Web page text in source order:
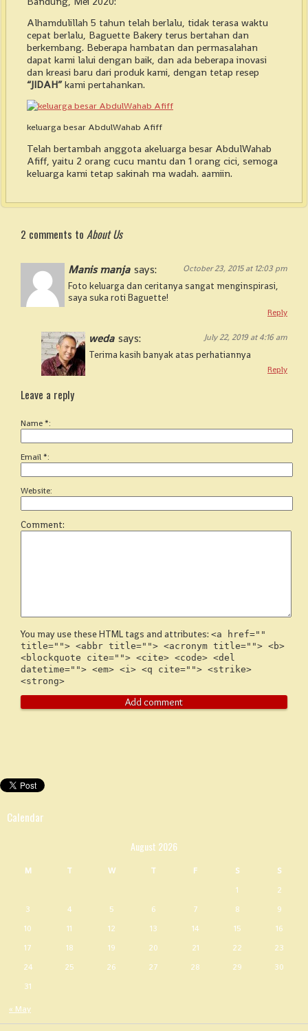
Alhamdulillah 5 tahun telah berlalu, tidak terasa waktu
cepat berlalu, Baguette Bakery terus bertahan dan
berkembang. Beberapa hambatan dan permasalahan
dapat kami lalui dengan baik, dan ada beberapa inovasi
dan kreasi baru dari produk kami, dengan tetap resep
“JIDAH”kami pertahankan.
keluarga besar AbdulWahab Afiff
Telah bertambah anggota akeluarga besar AbdulWahab
Afiff, yaitu 2 orang cucu mantu dan 1 orang cici, semoga
keluarga kami tetap sakinah ma wadah. aamiin.
2 comments to About Us
October 23, 2015 at 12:03 pm
Manis manja says:
Foto keluarga dan ceritanya sangat menginspirasi,
saya suka roti Baguette!
Reply
July 22, 2019 at 4:16 am
weda says:
Terima kasih banyak atas perhatiannya
Reply
Leave a reply
Name*
Email*
Website
Comment
You may use these HTML tags and attributes: <a href=""
title=""> <abbr title=""> <acronym title=""> <b>
<blockquote cite=""> <cite> <code> <del
datetime=""> <em> <i> <q cite=""> <strike>
<strong>
Calendar
August 2026
M T W T F S S
« May
1
2
3
4 5 6 7 8
9
10
11 12 13 14 15
16
17
18 19 20 21 22
23
24
25 26 27 28 29
30
31